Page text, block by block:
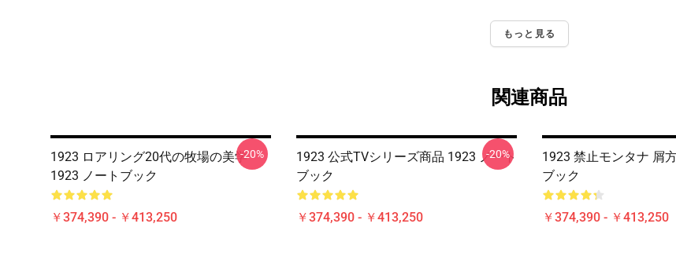
もっと見る
関連商品
1923 ロアリング20代の牧場の美学
1923 ノートブック
￥374,390 - ￥413,250
-20%
1923 公式TVシリーズ商品 1923 ノート
ブック
￥374,390 - ￥413,250
-20%
1923 禁止モンタナ 屑
ブック
￥374,390 - ￥413,250